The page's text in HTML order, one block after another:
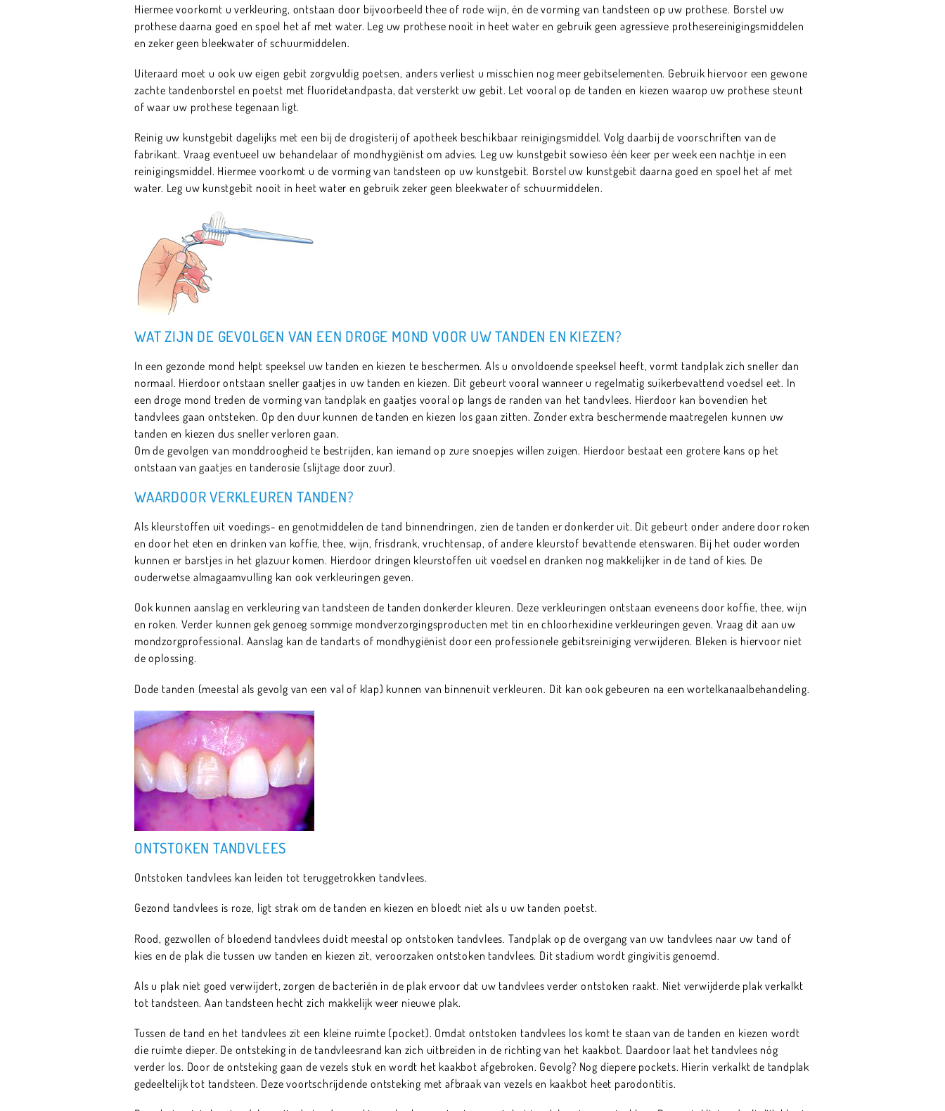
Hiermee voorkomt u verkleuring, ontstaan door bijvoorbeeld thee of rode wijn, én de vorming van tandsteen op uw prothese. Borstel uw
prothese daarna goed en spoel het af met water. Leg uw prothese nooit in heet water en gebruik geen agressieve prothesereinigingsmiddelen
en zeker geen bleekwater of schuurmiddelen.
Uiteraard moet u ook uw eigen gebit zorgvuldig poetsen, anders verliest u misschien nog meer gebitselementen. Gebruik hiervoor een gewone
zachte tandenborstel en poetst met fluoridetandpasta, dat versterkt uw gebit. Let vooral op de tanden en kiezen waarop uw prothese steunt
of waar uw prothese tegenaan ligt.
Reinig uw kunstgebit dagelijks met een bij de drogisterij of apotheek beschikbaar reinigingsmiddel. Volg daarbij de voorschriften van de
fabrikant. Vraag eventueel uw behandelaar of mondhygiënist om advies. Leg uw kunstgebit sowieso één keer per week een nachtje in een
reinigingsmiddel. Hiermee voorkomt u de vorming van tandsteen op uw kunstgebit. Borstel uw kunstgebit daarna goed en spoel het af met
water. Leg uw kunstgebit nooit in heet water en gebruik zeker geen bleekwater of schuurmiddelen.
WAT ZIJN DE GEVOLGEN VAN EEN DROGE MOND VOOR UW TANDEN EN KIEZEN?
In een gezonde mond helpt speeksel uw tanden en kiezen te beschermen. Als u onvoldoende speeksel heeft, vormt tandplak zich sneller dan
normaal. Hierdoor ontstaan sneller gaatjes in uw tanden en kiezen. Dit gebeurt vooral wanneer u regelmatig suikerbevattend voedsel eet. In
een droge mond treden de vorming van tandplak en gaatjes vooral op langs de randen van het tandvlees. Hierdoor kan bovendien het
tandvlees gaan ontsteken. Op den duur kunnen de tanden en kiezen los gaan zitten. Zonder extra beschermende maatregelen kunnen uw
tanden en kiezen dus sneller verloren gaan.
Om de gevolgen van monddroogheid te bestrijden, kan iemand op zure snoepjes willen zuigen. Hierdoor bestaat een grotere kans op het
ontstaan van gaatjes en tanderosie (slijtage door zuur).
WAARDOOR VERKLEUREN TANDEN?
Als kleurstoffen uit voedings- en genotmiddelen de tand binnendringen, zien de tanden er donkerder uit. Dit gebeurt onder andere door roken
en door het eten en drinken van koffie, thee, wijn, frisdrank, vruchtensap, of andere kleurstof bevattende etenswaren. Bij het ouder worden
kunnen er barstjes in het glazuur komen. Hierdoor dringen kleurstoffen uit voedsel en dranken nog makkelijker in de tand of kies. De
ouderwetse almagaamvulling kan ook verkleuringen geven.
Ook kunnen aanslag en verkleuring van tandsteen de tanden donkerder kleuren. Deze verkleuringen ontstaan eveneens door koffie, thee, wijn
en roken. Verder kunnen gek genoeg sommige mondverzorgingsproducten met tin en chloorhexidine verkleuringen geven. Vraag dit aan uw
mondzorgprofessional. Aanslag kan de tandarts of mondhygiënist door een professionele gebitsreiniging verwijderen. Bleken is hiervoor niet
de oplossing.
Dode tanden (meestal als gevolg van een val of klap) kunnen van binnenuit verkleuren. Dit kan ook gebeuren na een wortelkanaalbehandeling.
ONTSTOKEN TANDVLEES
Ontstoken tandvlees kan leiden tot teruggetrokken tandvlees.
Gezond tandvlees is roze, ligt strak om de tanden en kiezen en bloedt niet als u uw tanden poetst.
Rood, gezwollen of bloedend tandvlees duidt meestal op ontstoken tandvlees. Tandplak op de overgang van uw tandvlees naar uw tand of
kies en de plak die tussen uw tanden en kiezen zit, veroorzaken ontstoken tandvlees. Dit stadium wordt gingivitis genoemd.
Als u plak niet goed verwijdert, zorgen de bacteriën in de plak ervoor dat uw tandvlees verder ontstoken raakt. Niet verwijderde plak verkalkt
tot tandsteen. Aan tandsteen hecht zich makkelijk weer nieuwe plak.
Tussen de tand en het tandvlees zit een kleine ruimte (pocket). Omdat ontstoken tandvlees los komt te staan van de tanden en kiezen wordt
die ruimte dieper. De ontsteking in de tandvleesrand kan zich uitbreiden in de richting van het kaakbot. Daardoor laat het tandvlees nóg
verder los. Door de ontsteking gaan de vezels stuk en wordt het kaakbot afgebroken. Gevolg? Nog diepere pockets. Hierin verkalkt de tandplak
gedeeltelijk tot tandsteen. Deze voortschrijdende ontsteking met afbraak van vezels en kaakbot heet parodontitis.